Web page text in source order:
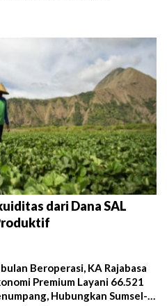
dari Dana SAL
Beroperasi, KA Rajabasa
Premium Layani 66.521
Hubungkan Sumsel-